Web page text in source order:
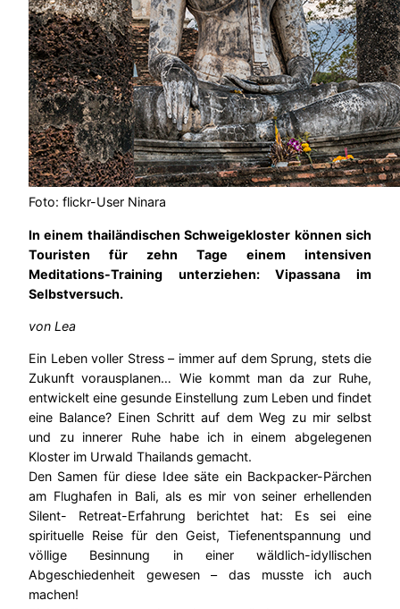
Foto: flickr-User Ninara
In einem thailändischen Schweigekloster können sich
Touristen für zehn Tage einem intensiven
Meditations-Training unterziehen: Vipassana im
Selbstversuch.
von Lea
Ein Leben voller Stress – immer auf dem Sprung, stets die
Zukunft vorausplanen… Wie kommt man da zur Ruhe,
entwickelt eine gesunde Einstellung zum Leben und findet
eine Balance? Einen Schritt auf dem Weg zu mir selbst
und zu innerer Ruhe habe ich in einem abgelegenen
Kloster im Urwald Thailands gemacht.
Den Samen für diese Idee säte ein Backpacker-Pärchen
am Flughafen in Bali, als es mir von seiner erhellenden
Silent- Retreat-Erfahrung berichtet hat: Es sei eine
spirituelle Reise für den Geist, Tiefenentspannung und
völlige Besinnung in einer wäldlich-idyllischen
Abgeschiedenheit gewesen – das musste ich auch
machen!